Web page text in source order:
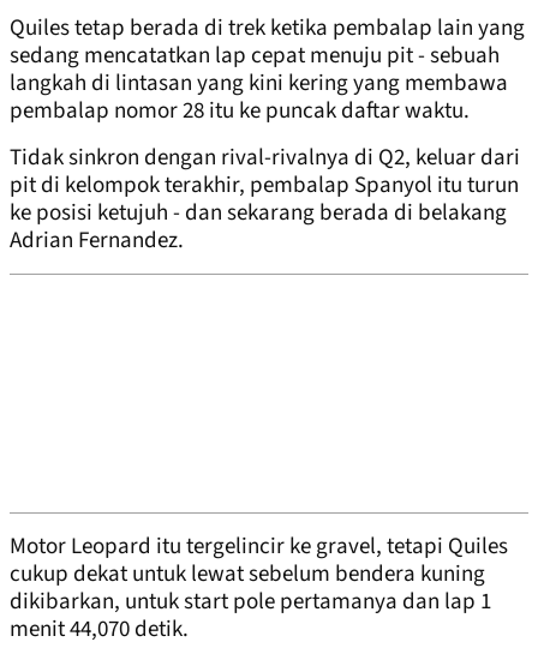
Quiles tetap berada di trek ketika pembalap lain yang
sedang mencatatkan lap cepat menuju pit - sebuah
langkah di lintasan yang kini kering yang membawa
pembalap nomor 28 itu ke puncak daftar waktu.
Tidak sinkron dengan rival-rivalnya di Q2, keluar dari
pit di kelompok terakhir, pembalap Spanyol itu turun
ke posisi ketujuh - dan sekarang berada di belakang
Adrian Fernandez.
Motor Leopard itu tergelincir ke gravel, tetapi Quiles
cukup dekat untuk lewat sebelum bendera kuning
dikibarkan, untuk start pole pertamanya dan lap 1
menit 44,070 detik.